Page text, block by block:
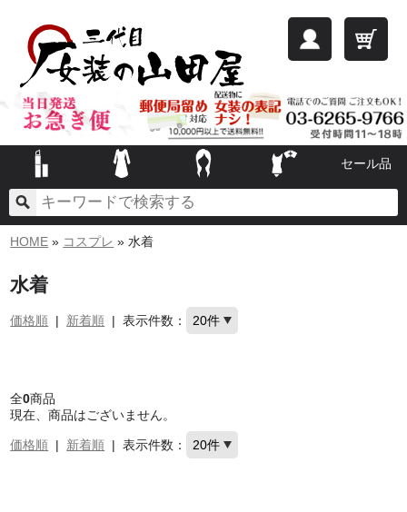
セール品
HOME » コスプレ » 水着
水着
価格順 | 新着順 |表示件数：
全0商品
現在、商品はございません。
価格順 | 新着順 |表示件数：